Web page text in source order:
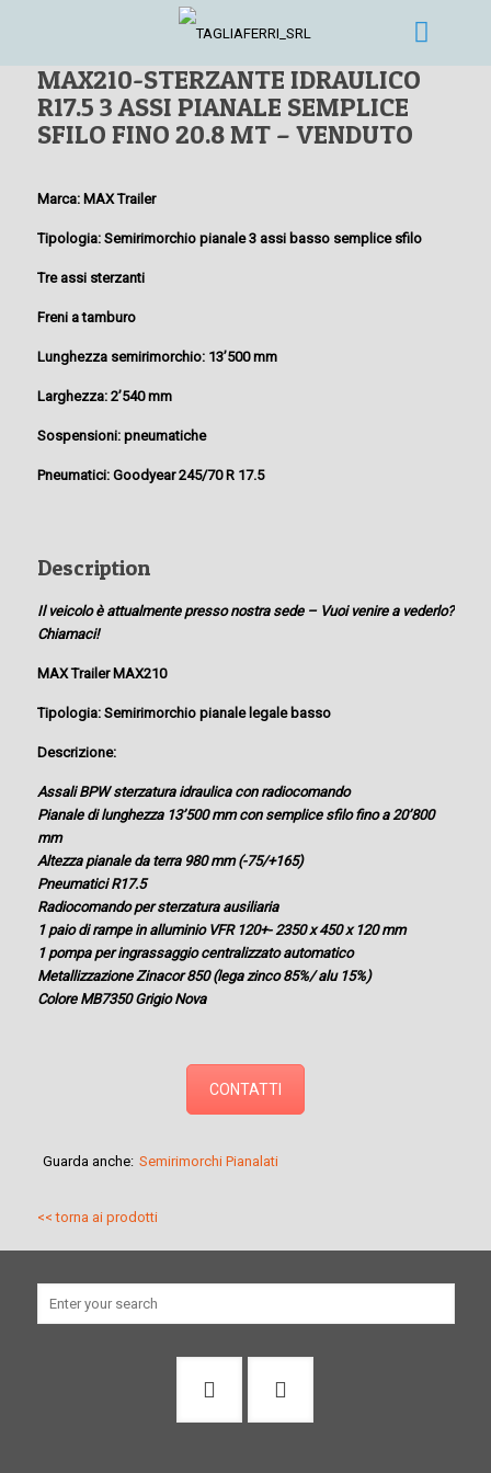
MAX210-STERZANTE IDRAULICO
R17.5 3 ASSI PIANALE SEMPLICE
SFILO FINO 20.8 MT – VENDUTO
Marca: MAX Trailer
Tipologia: Semirimorchio pianale 3 assi basso semplice sfilo
Tre assi sterzanti
Freni a tamburo
Lunghezza semirimorchio: 13’500 mm
Larghezza: 2’540 mm
Sospensioni: pneumatiche
Pneumatici: Goodyear 245/70 R 17.5
Description
Il veicolo è attualmente presso nostra sede – Vuoi venire a vederlo?
Chiamaci!
MAX Trailer MAX210
Tipologia: Semirimorchio pianale legale basso
Descrizione:
Assali BPW sterzatura idraulica con radiocomando
Pianale di lunghezza 13’500 mm con semplice sfilo fino a 20’800
mm
Altezza pianale da terra 980 mm (-75/+165)
Pneumatici R17.5
Radiocomando per sterzatura ausiliaria
1 paio di rampe in alluminio VFR 120+- 2350 x 450 x 120 mm
1 pompa per ingrassaggio centralizzato automatico
Metallizzazione Zinacor 850 (lega zinco 85%/ alu 15%)
Colore MB7350 Grigio Nova
CONTATTI
Guarda anche: Semirimorchi Pianalati
<< torna ai prodotti